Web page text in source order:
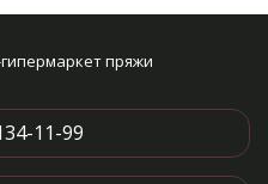
пряжи
11-99